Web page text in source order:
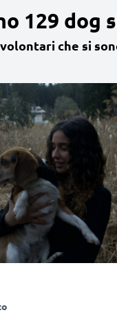
129
volontari che si